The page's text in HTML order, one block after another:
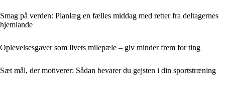
Smag på verden: Planlæg en fælles middag med retter fra deltagernes
hjemlande
Oplevelsesgaver som livets milepæle – giv minder frem for ting
Sæt mål, der motiverer: Sådan bevarer du gejsten i din sportstræning